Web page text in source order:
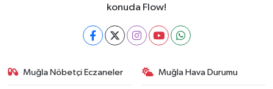
konuda Flow!
Muğla Nöbetçi Eczaneler Muğla Hava Durumu